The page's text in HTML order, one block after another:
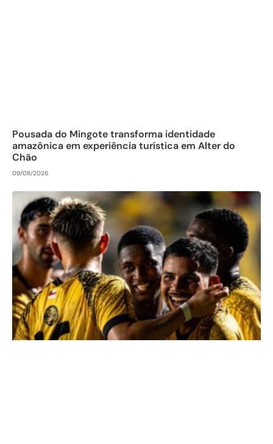
Pousada do Mingote transforma identidade
amazônica em experiência turística em Alter do
Chão
09/08/2026